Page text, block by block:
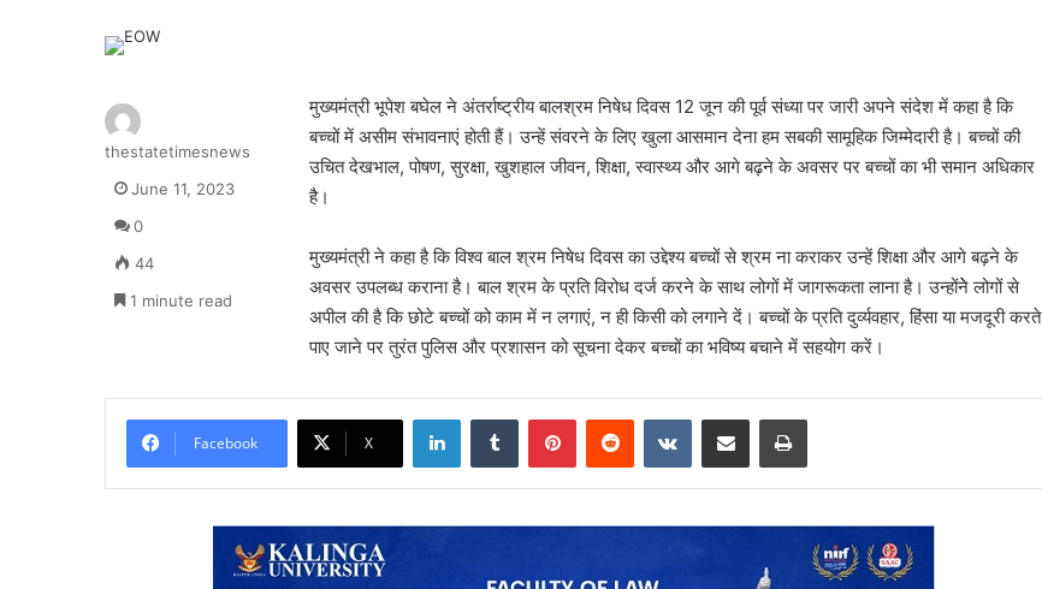
मुख्यमंत्री भूपेश बघेल ने अंतर्राष्ट्रीय बालश्रम निषेध दिवस 12 जून की पूर्व संध्या पर जारी अपने संदेश में कहा है कि
बच्चों में असीम संभावनाएं होती हैं। उन्हें संवरने के लिए खुला आसमान देना हम सबकी सामूहिक जिम्मेदारी है। बच्चों की
उचित देखभाल, पोषण, सुरक्षा, खुशहाल जीवन, शिक्षा, स्वास्थ्य और आगे बढ़ने के अवसर पर बच्चों का भी समान अधिकार
है।
मुख्यमंत्री ने कहा है कि विश्व बाल श्रम निषेध दिवस का उद्देश्य बच्चों से श्रम ना कराकर उन्हें शिक्षा और आगे बढ़ने के
अवसर उपलब्ध कराना है। बाल श्रम के प्रति विरोध दर्ज करने के साथ लोगों में जागरूकता लाना है। उन्होंनेे लोगों से
अपील की है कि छोटे बच्चों को काम में न लगाएं, न ही किसी को लगाने दें। बच्चों के प्रति दुर्व्यवहार, हिंसा या मजदूरी करते
पाए जाने पर तुरंत पुलिस और प्रशासन को सूचना देकर बच्चों का भविष्य बचाने में सहयोग करें।
thestatetimesnews
June 11, 2023
0
44
1 minute read
Facebook X
LinkedInTumblr PinterestReddit VKontakteShare via Email Print